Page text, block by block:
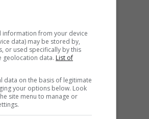
su Sky Sport, in
di calcio e
dello
in seguito al
information from your device
data) may be stored by,
or used specifically by this
geolocation data. List of
data on the basis of legitimate
your options below. Look
site menu to manage or